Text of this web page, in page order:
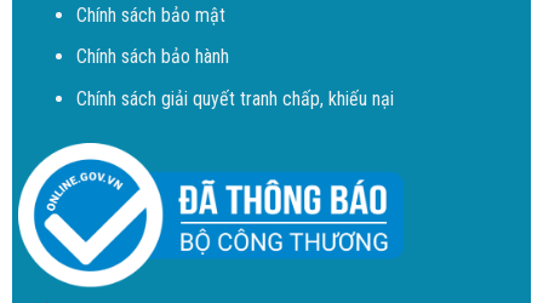
Chính sách bảo mật
Chính sách bảo hành
Chính sách giải quyết tranh chấp, khiếu nại